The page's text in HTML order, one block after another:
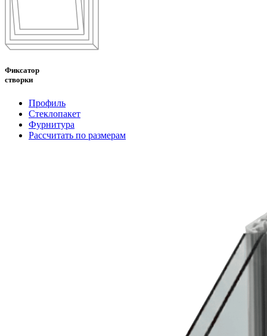
Фиксатор
створки
Профиль
Стеклопакет
Фурнитура
Рассчитать по размерам